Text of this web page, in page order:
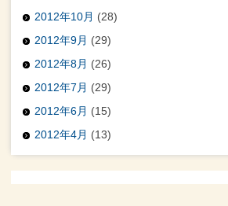
2012年10月 (28)
2012年9月 (29)
2012年8月 (26)
2012年7月 (29)
2012年6月 (15)
2012年4月 (13)